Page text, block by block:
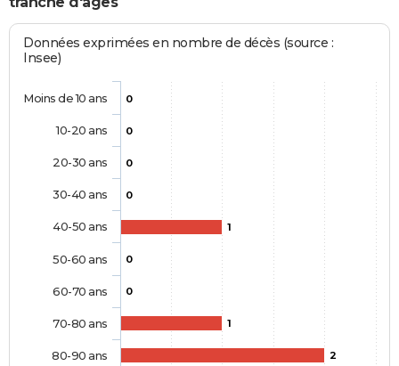
Données exprimées en nombre de décès (source :
Insee)
0
0
0
0
1
0
0
1
2
Moins de 10 ans
10-20 ans
20-30 ans
30-40 ans
40-50 ans
50-60 ans
60-70 ans
70-80 ans
80-90 ans